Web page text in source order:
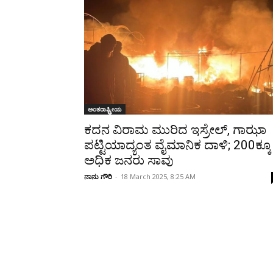
ಅಂತರಾಷ್ಟ್ರೀಯ
ಕದನ ವಿರಾಮ ಮುರಿದ ಇಸ್ರೇಲ್, ಗಾಝಾ
ಪಟ್ಟಿಯಾದ್ಯಂತ ವೈಮಾನಿಕ ದಾಳಿ; 200ಕ್ಕೂ
ಅಧಿಕ ಜನರು ಸಾವು
ನಾನು ಗೌರಿ - 18 March 2025, 8:25 AM